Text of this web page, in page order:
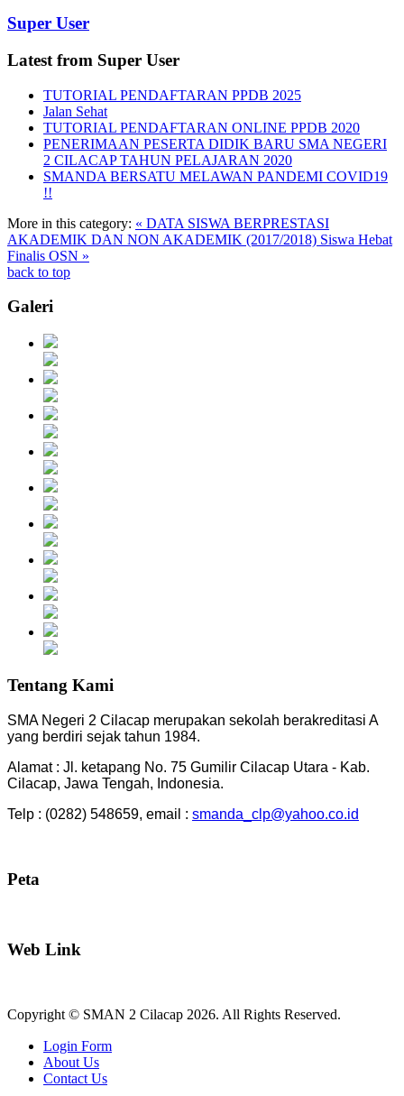
Super User
Latest from Super User
TUTORIAL PENDAFTARAN PPDB 2025
Jalan Sehat
TUTORIAL PENDAFTARAN ONLINE PPDB 2020
PENERIMAAN PESERTA DIDIK BARU SMA NEGERI
2 CILACAP TAHUN PELAJARAN 2020
SMANDA BERSATU MELAWAN PANDEMI COVID19
!!
More in this category: « DATA SISWA BERPRESTASI
AKADEMIK DAN NON AKADEMIK (2017/2018) Siswa Hebat
Finalis OSN »
back to top
Galeri
Tentang Kami
SMA Negeri 2 Cilacap merupakan sekolah berakreditasi A
yang berdiri sejak tahun 1984.
Alamat : Jl. ketapang No. 75 Gumilir Cilacap Utara - Kab.
Cilacap, Jawa Tengah, Indonesia.
Telp : (0282) 548659, email : smanda_clp@yahoo.co.id
Peta
Web Link
Copyright © SMAN 2 Cilacap 2026. All Rights Reserved.
Login Form
About Us
Contact Us